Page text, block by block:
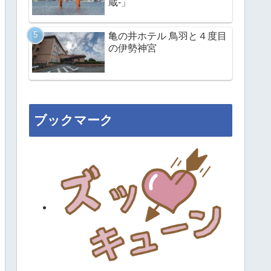
蔵-」
亀の井ホテル 鳥羽と４度目
の伊勢神宮
ブックマーク